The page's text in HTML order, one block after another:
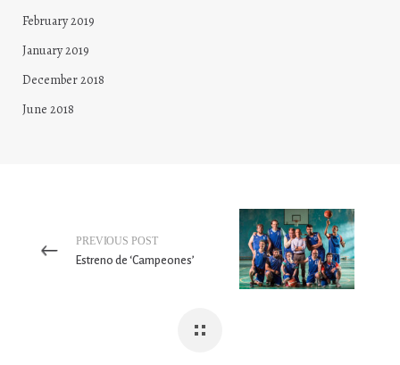
February 2019
January 2019
December 2018
June 2018
PREVIOUS POST
Estreno de ‘Campeones’